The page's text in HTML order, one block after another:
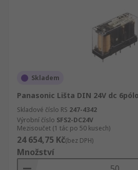
Skladem
Panasonic Lišta DIN 24V dc
Skladové číslo RS 247-4342
Výrobní číslo SFS2-DC24V
Mezisoučet (1 tác po 50 kusech)
24 654,75 Kč(bez DPH)
Množství